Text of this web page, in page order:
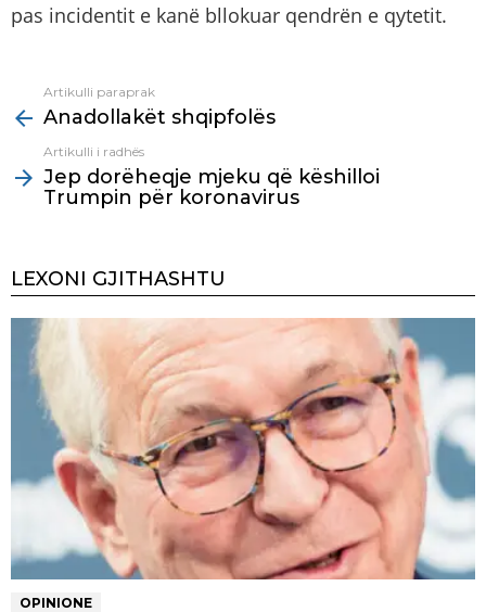
pas incidentit e kanë bllokuar qendrën e qytetit.
more
Artikulli paraprak
Anadollakët shqipfolës
Artikulli i radhës
Jep dorëheqje mjeku që këshilloi
Trumpin për koronavirus
LEXONI GJITHASHTU
OPINIONE